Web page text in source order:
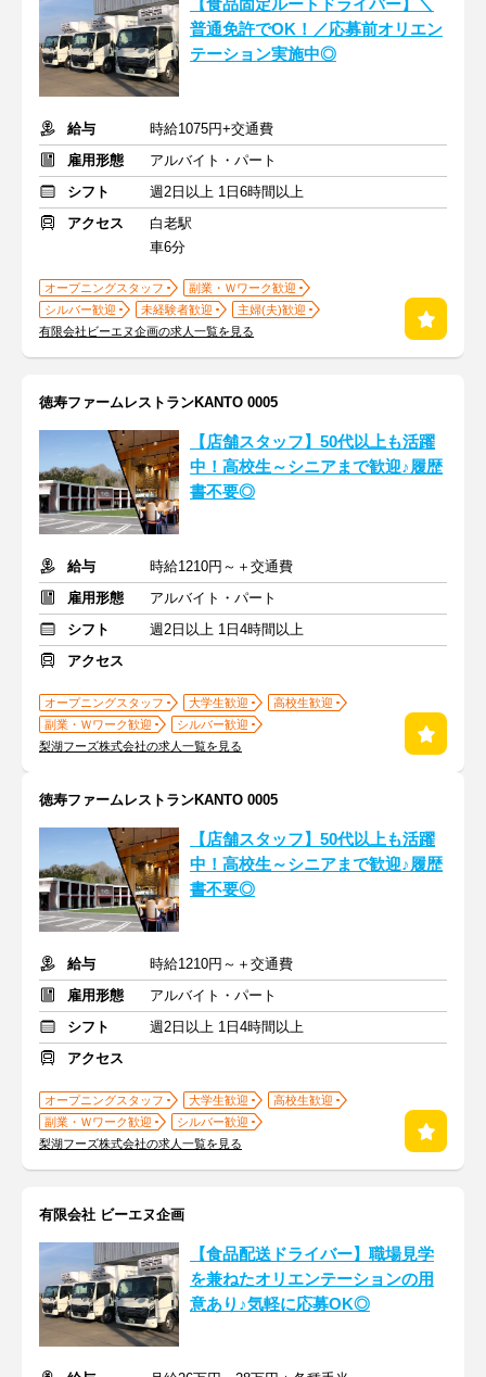
【食品固定ルートドライバー】＼
普通免許でOK！／応募前オリエン
テーション実施中◎
給与
時給1075円+交通費
雇用形態
アルバイト・パート
シフト
週2日以上 1日6時間以上
アクセス
白老駅
車6分
オープニングスタッフ
副業・Ｗワーク歓迎
シルバー歓迎
未経験者歓迎
主婦(夫)歓迎
有限会社ビーエヌ企画の求人一覧を見る
徳寿ファームレストランKANTO 0005
【店舗スタッフ】50代以上も活躍
中！高校生～シニアまで歓迎♪履歴
書不要◎
給与
時給1210円～＋交通費
雇用形態
アルバイト・パート
シフト
週2日以上 1日4時間以上
アクセス
オープニングスタッフ 大学生歓迎
高校生歓迎
副業・Ｗワーク歓迎
シルバー歓迎
梨湖フーズ株式会社の求人一覧を見る
徳寿ファームレストランKANTO 0005
【店舗スタッフ】50代以上も活躍
中！高校生～シニアまで歓迎♪履歴
書不要◎
給与
時給1210円～＋交通費
雇用形態
アルバイト・パート
シフト
週2日以上 1日4時間以上
アクセス
オープニングスタッフ 大学生歓迎
高校生歓迎
副業・Ｗワーク歓迎
シルバー歓迎
梨湖フーズ株式会社の求人一覧を見る
有限会社 ビーエヌ企画
【食品配送ドライバー】職場見学
を兼ねたオリエンテーションの用
意あり♪気軽に応募OK◎